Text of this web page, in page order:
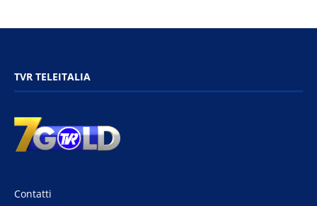
TVR TELEITALIA
Contatti